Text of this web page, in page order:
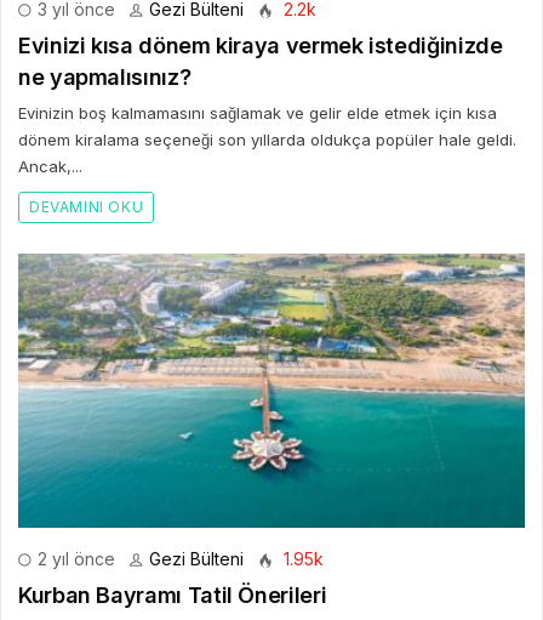
3 yıl önce Gezi Bülteni 2.2k
Evinizi kısa dönem kiraya vermek istediğinizde
ne yapmalısınız?
Evinizin boş kalmamasını sağlamak ve gelir elde etmek için kısa
dönem kiralama seçeneği son yıllarda oldukça popüler hale geldi.
Ancak,...
DEVAMINI OKU
2 yıl önce Gezi Bülteni 1.95k
Kurban Bayramı Tatil Önerileri